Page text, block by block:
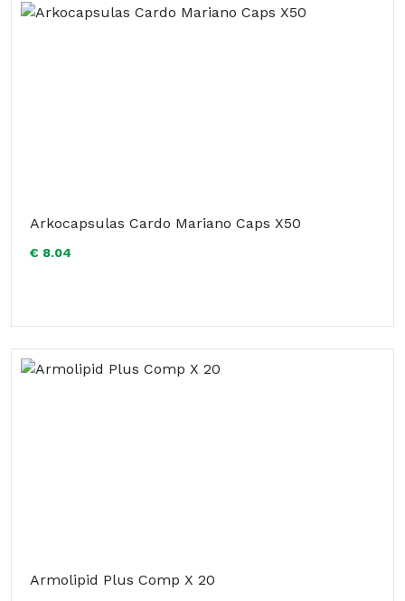
Arkocapsulas Cardo Mariano Caps X50
€ 8.04
Armolipid Plus Comp X 20